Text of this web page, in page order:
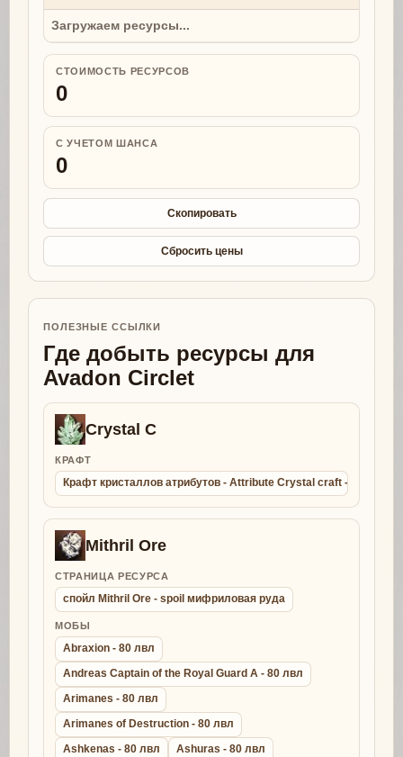
Загружаем ресурсы...
СТОИМОСТЬ РЕСУРСОВ
0
С УЧЕТОМ ШАНСА
0
Скопировать
Сбросить цены
ПОЛЕЗНЫЕ ССЫЛКИ
Где добыть ресурсы для
Avadon Circlet
Crystal C
КРАФТ
Крафт кристаллов атрибутов - Attribute Crystal craft -
Mithril Ore
СТРАНИЦА РЕСУРСА
спойл Mithril Ore - spoil мифриловая руда
МОБЫ
Abraxion - 80 лвл
Andreas Captain of the Royal Guard A - 80 лвл
Arimanes - 80 лвл
Arimanes of Destruction - 80 лвл
Ashkenas - 80 лвл
Ashuras - 80 лвл